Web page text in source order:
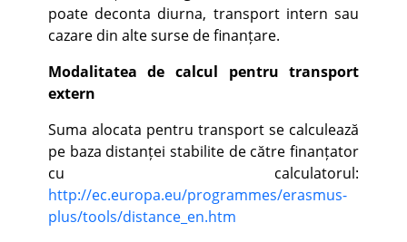
poate deconta diurna, transport intern sau
cazare din alte surse de finanțare.
Modalitatea de calcul pentru transport
extern
Suma alocata pentru transport se calculează
pe baza distanței stabilite de către finanțator
cu calculatorul:
http://ec.europa.eu/programmes/erasmus-
plus/tools/distance_en.htm